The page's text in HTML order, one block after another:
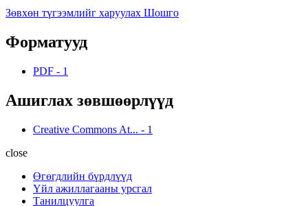
Зөвхөн түгээмлийг харуулах Шошго
Форматууд
PDF - 1
Ашиглах зөвшөөрлүүд
Creative Commons At... - 1
close
Өгөгдлийн бүрдлүүд
Үйл ажиллагааны урсгал
Танилцуулга